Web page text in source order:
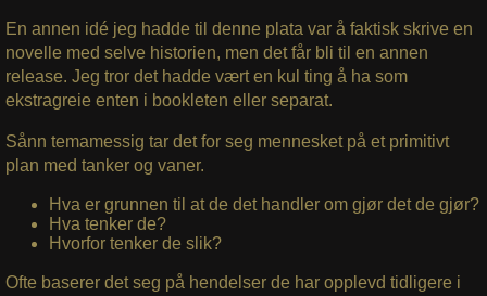
En annen idé jeg hadde til denne plata var å faktisk skrive en
novelle med selve historien, men det får bli til en annen
release. Jeg tror det hadde vært en kul ting å ha som
ekstragreie enten i bookleten eller separat.
Sånn temamessig tar det for seg mennesket på et primitivt
plan med tanker og vaner.
Hva er grunnen til at de det handler om gjør det de gjør?
Hva tenker de?
Hvorfor tenker de slik?
Ofte baserer det seg på hendelser de har opplevd tidligere i